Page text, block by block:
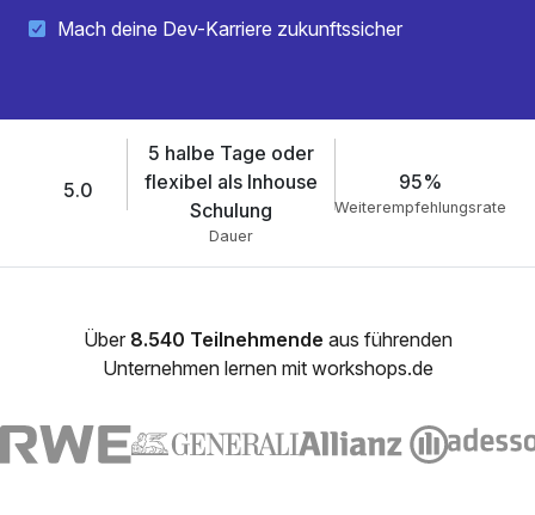
Mach deine Dev-Karriere zukunftssicher
5.0
5 halbe Tage oder
flexibel als Inhouse
Schulung
Dauer
95%
Weiterempfehlungsrate
Über 8.540 Teilnehmende aus führenden
Unternehmen lernen mit workshops.de